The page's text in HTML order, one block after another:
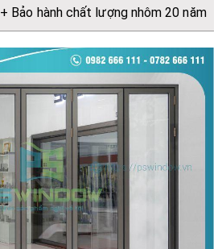
+ Bảo hành chất lượng nhôm 20 năm